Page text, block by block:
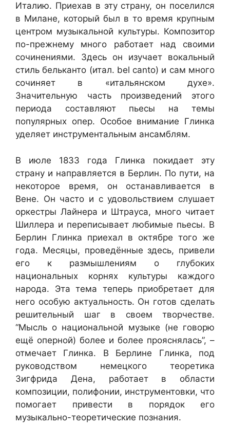
Италию. Приехав в эту страну, он поселился
в Милане, который был в то время крупным
центром музыкальной культуры. Композитор
по-прежнему много работает над своими
сочинениями. Здесь он изучает вокальный
стиль бельканто (итал. bel canto) и сам много
сочиняет в «итальянском духе».
Значительную часть произведений этого
периода составляют пьесы на темы
популярных опер. Особое внимание Глинка
уделяет инструментальным ансамблям.
В июле 1833 года Глинка покидает эту
страну и направляется в Берлин. По пути, на
некоторое время, он останавливается в
Вене. Он часто и с удовольствием слушает
оркестры Лайнера и Штрауса, много читает
Шиллера и переписывает любимые пьесы. В
Берлин Глинка приехал в октябре того же
года. Месяцы, проведённые здесь, привели
его к размышлениям о глубоких
национальных корнях культуры каждого
народа. Эта тема теперь приобретает для
него особую актуальность. Он готов сделать
решительный шаг в своем творчестве.
“Мысль о национальной музыке (не говорю
ещё оперной) более и более прояснялась”, –
отмечает Глинка. В Берлине Глинка, под
руководством немецкого теоретика
Зигфрида Дена, работает в области
композиции, полифонии, инструментовки, что
помогает привести в порядок его
музыкально-теоретические познания.